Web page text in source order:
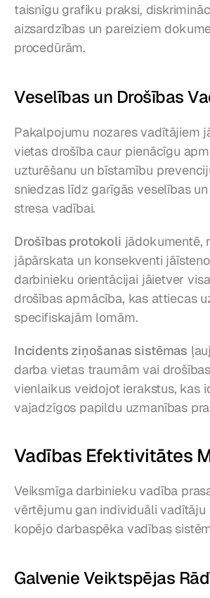
taisnīgu grafiku praksi,
aizsardzības un pareiziem
procedūrām.
Veselības un Drošības
Pakalpojumu nozares vadītājiem
vietas drošība caur pienācīgu
uzturēšanu un bīstamību
sniedzas līdz garīgās veselības
stresa vadībai.
Drošības protokoli jādokumentē,
jāpārskata un konsekventi
darbinieku orientācijai jāietver
drošības apmācība, kas attiecas
specifiskajām lomām.
Incidents ziņošanas sistēmas
darba vietas traumām vai
vienlaikus veidojot ierakstus, kas
vajadzīgos papildu uzmanības
Vadības Efektivitātes
Veiksmīga darbinieku vadība
vērtējumu gan individuāli vadītāju
kopējo darbaspēka vadības
Galvenie Veiktspējas